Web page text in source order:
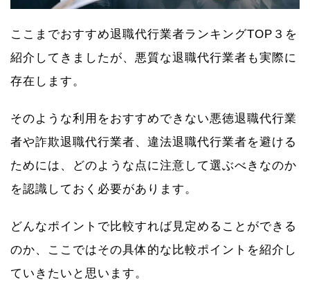
ここまでおすすめ退職代行業者ランキングTOP３を
紹介してきましたが、悪質な退職代行業者も実際に
存在します。
そのような利用をおすすめできない悪徳退職代行業
者や詐欺退職代行業者、違法退職代行業者を避ける
ためには、どのような点に注意して選ぶべきなのか
を認識しておく必要があります。
どんなポイントで比較すれば見定めることができる
のか、ここではその具体的な比較ポイントを紹介し
ていきたいと思います。